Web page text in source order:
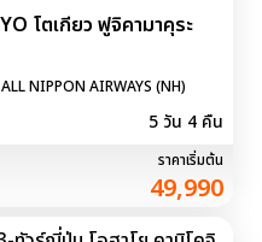
โตเกียว ฟูจิคามาคุระ
ALL NIPPON AIRWAYS (NH)
5 วัน 4 คืน
ราคาเริ่มต้น
49,990